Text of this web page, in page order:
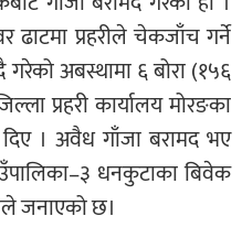
ढाटमा प्रहरीले चेकजाँच गर्ने
अबस्थामा ६ बोरा (१५६
प्रहरी कार्यालय मोरङका
दिए । अवैध गाँजा बरामद भए
धनकुटाका बिवेक
जनाएको छ।